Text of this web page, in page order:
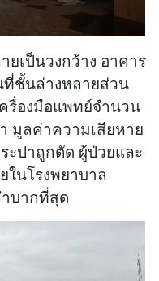
เป็นวงกว้าง อาคาร
ชั้นล่างหลายส่วน
รื่องมือแพทย์จำนวน
มูลค่าความเสียหาย
ะปาถูกตัด ผู้ป่วยและ
นโรงพยาบาล
บากที่สุด